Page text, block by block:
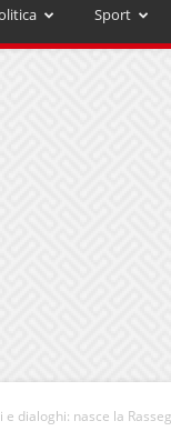
Sport
e dialoghi: nasce la